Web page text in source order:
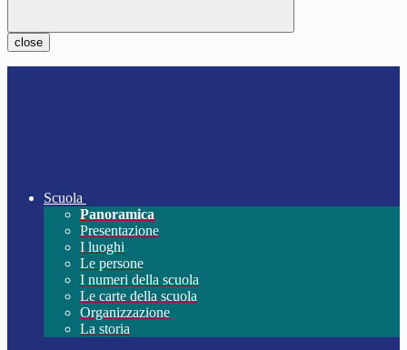
close
Scuola
Panoramica
Presentazione
I luoghi
Le persone
I numeri della scuola
Le carte della scuola
Organizzazione
La storia